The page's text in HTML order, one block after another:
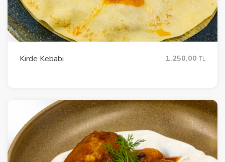
Kirde Kebabı 1.250,00 TL